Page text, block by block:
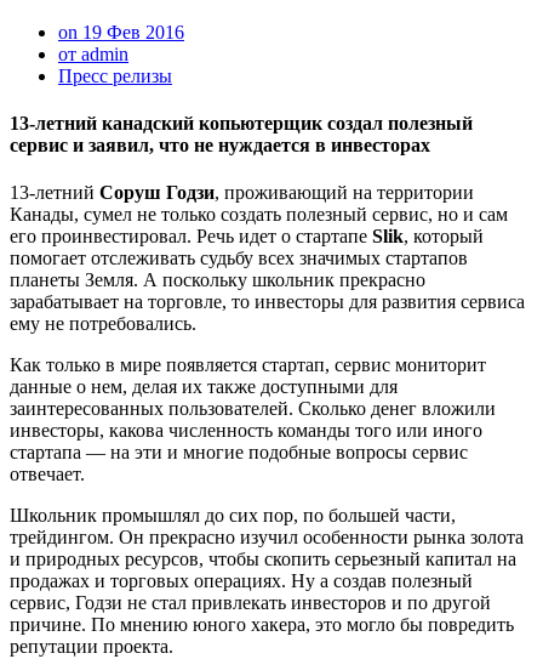
on 19 Фев 2016
от admin
Пресс релизы
13-летний канадский копьютерщик создал полезный
сервис и заявил, что не нуждается в инвесторах
13-летний Соруш Годзи, проживающий на территории
Канады, сумел не только создать полезный сервис, но и сам
его проинвестировал. Речь идет о стартапе Slik, который
помогает отслеживать судьбу всех значимых стартапов
планеты Земля. А поскольку школьник прекрасно
зарабатывает на торговле, то инвесторы для развития сервиса
ему не потребовались.
Как только в мире появляется стартап, сервис мониторит
данные о нем, делая их также доступными для
заинтересованных пользователей. Сколько денег вложили
инвесторы, какова численность команды того или иного
стартапа — на эти и многие подобные вопросы сервис
отвечает.
Школьник промышлял до сих пор, по большей части,
трейдингом. Он прекрасно изучил особенности рынка золота
и природных ресурсов, чтобы скопить серьезный капитал на
продажах и торговых операциях. Ну а создав полезный
сервис, Годзи не стал привлекать инвесторов и по другой
причине. По мнению юного хакера, это могло бы повредить
репутации проекта.